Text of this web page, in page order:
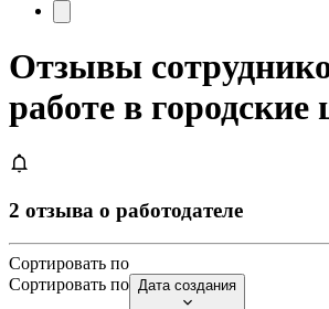
Отзывы
работе в городские
2 отзыва о работодателе
Сортировать по
Сортировать по Дата создания